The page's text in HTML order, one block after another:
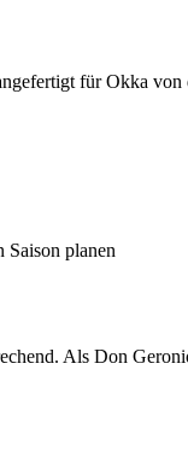
für Okka von
Saison planen
Als Don